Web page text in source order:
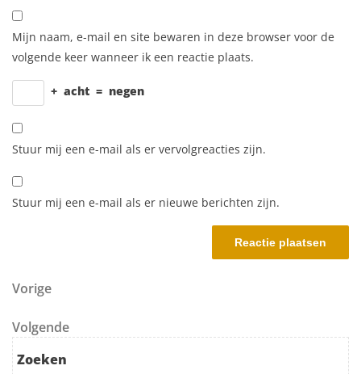
Mijn naam, e-mail en site bewaren in deze browser voor de
volgende keer wanneer ik een reactie plaats.
+ acht = negen
Stuur mij een e-mail als er vervolgreacties zijn.
Stuur mij een e-mail als er nieuwe berichten zijn.
Berichtnavigatie
Vorig bericht
Vorige
Volgend bericht
Volgende
Zoeken